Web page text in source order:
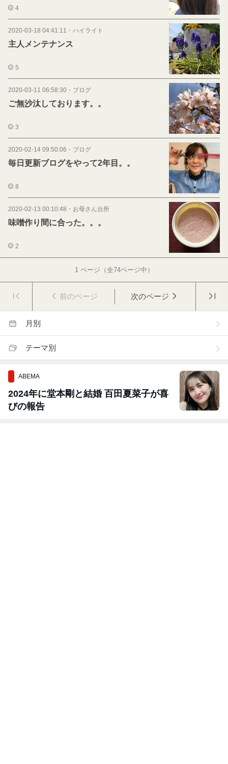
4
2020-03-18 04:41:11 ・ ハイライト
主人メンテナンス
5
2020-03-11 06:58:30 ・ ブログ
ご無沙汰しております。。
3
2020-02-14 09:50:06 ・ ブログ
毎日更新ブログをやって2年目。。
8
2020-02-13 00:10:48 ・ お母さん台所
味噌作り間に合った。。。
2
1ページ（全74ページ中）
前のページ 次のページ
月別
テーマ別
ABEMA
2024年に堂本剛と結婚 百田夏菜子が喜
びの報告